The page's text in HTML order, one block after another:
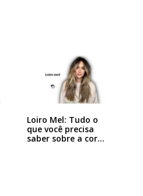
Loiro Mel: Tudo o
que você precisa
saber sobre a cor…